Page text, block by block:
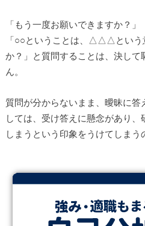
「もう一度お願いできますか？」
「○○ということは、△△△という
か？」と質問することは、決し
ん。
質問が分からないまま、曖昧に答
しては、受け答えに懸念があり
しまうという印象をうけてしまう